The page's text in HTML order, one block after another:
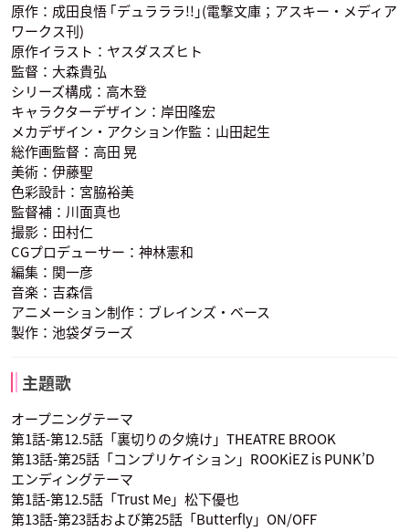
門田京平
声優：中村悠一
遊馬崎ウォーカー
矢霧誠二
声優：堀江一眞
矢霧波江
原作：成田良悟 ｢デュラララ!!｣(電撃文庫；アスキー・メディア
ワークス刊)
原作イラスト：ヤスダスズヒト
監督：大森貴弘
シリーズ構成：高木登
キャラクターデザイン：岸田隆宏
メカデザイン・アクション作監：山田起生
総作画監督：高田 晃
美術：伊藤聖
色彩設計：宮脇裕美
監督補：川面真也
撮影：田村仁
CGプロデューサー：神林憲和
編集：関一彦
音楽：吉森信
アニメーション制作：ブレインズ・ベース
製作：池袋ダラーズ
主題歌
オープニングテーマ
第1話-第12.5話「裏切りの夕焼け」THEATRE BROOK
第13話-第25話「コンプリケイション」ROOKiEZ is PUNK’D
エンディングテーマ
第1話-第12.5話「Trust Me」松下優也
第13話-第23話および第25話「Butterfly」ON/OFF